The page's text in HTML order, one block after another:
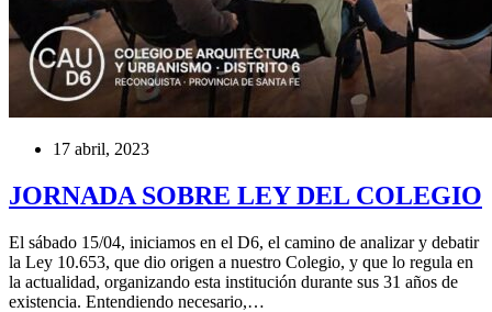
17 abril, 2023
JORNADA SOBRE LEY DEL COLEGIO
El sábado 15/04, iniciamos en el D6, el camino de analizar y debatir
la Ley 10.653, que dio origen a nuestro Colegio, y que lo regula en
la actualidad, organizando esta institución durante sus 31 años de
existencia. Entendiendo necesario,…